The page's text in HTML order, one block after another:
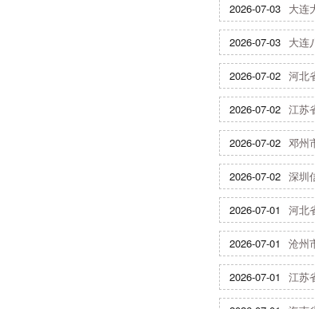
2026-07-03 大连
2026-07-03 大连
2026-07-02 河北
2026-07-02 江苏
2026-07-02 邓州
2026-07-02 深圳
2026-07-01 河北
2026-07-01 沧州
2026-07-01 江苏